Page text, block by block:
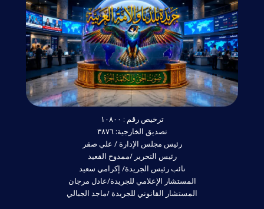
ترخيص رقم : ١٠٨٠٠
تصديق الخارجية: ٣٨٧٦
رئيس مجلس الإدارة / علي صقر
رئيس التحرير /ممدوح القعيد
نائب رئيس الجريدة/ إكرامي سعيد
المستشار الإعلامي للجريدة/عادل مرجان
المستشار القانوني للجريدة /ماجد الجبالي